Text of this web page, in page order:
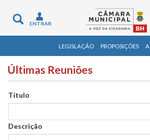
Toggle
navigation
ENTRAR
LEGISLAÇÃO PROPOSIÇÕES
Últimas Reuniões
Título
Descrição